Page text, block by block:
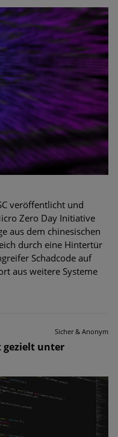
veröffentlicht und
Zero Day Initiative
aus dem chinesischen
durch eine Hintertür
Schadcode auf
aus weitere Systeme
Sicher & Anonym
gezielt unter